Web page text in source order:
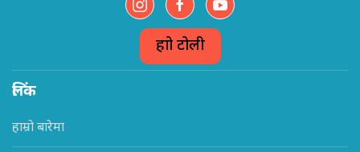
हाम्रो टोली
लिंक
हाम्रो बारेमा